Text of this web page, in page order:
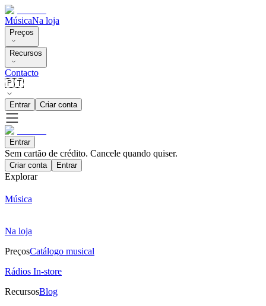
MúsicaNa loja
Preços
Recursos
Contacto
🇵🇹
Entrar Criar conta
Entrar
Sem cartão de crédito. Cancele quando quiser.
Criar conta Entrar
Explorar
Música
Na loja
PreçosCatálogo musical
Rádios In-store
RecursosBlog